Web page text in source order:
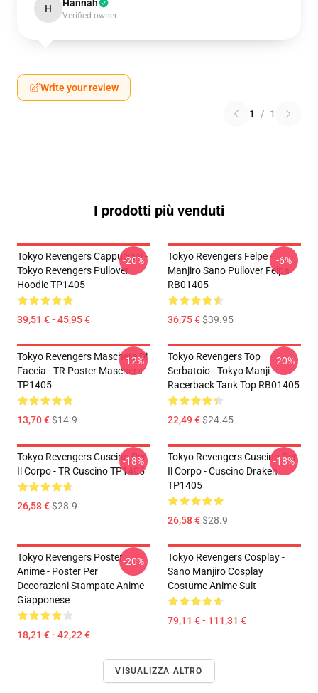
H Hannah
Verified owner
Write your review
1 / 1
I prodotti più venduti
Tokyo Revengers Cappuccini -
Tokyo Revengers Pullover
Hoodie TP1405
39,51 € - 45,95 €
-20%
Tokyo Revengers Felpe -
Manjiro Sano Pullover Felpa
RB01405
36,75 €$39.95
-6%
Tokyo Revengers Maschere Di
Faccia - TR Poster Maschera
TP1405
13,70 €$14.9
-12%
Tokyo Revengers Top
Serbatoio - Tokyo Manji
Racerback Tank Top RB01405
22,49 €$24.45
-20%
Tokyo Revengers Cuscino Per
Il Corpo - TR Cuscino TP1405
26,58 €$28.9
-18%
Tokyo Revengers Cuscino Per
Il Corpo - Cuscino Draken
TP1405
26,58 €$28.9
-18%
Tokyo Revengers Poster
Anime - Poster Per
Decorazioni Stampate Anime
Giapponese
18,21 € - 42,22 €
-20%
Tokyo Revengers Cosplay -
Sano Manjiro Cosplay
Costume Anime Suit
79,11 € - 111,31 €
VISUALIZZA ALTRO